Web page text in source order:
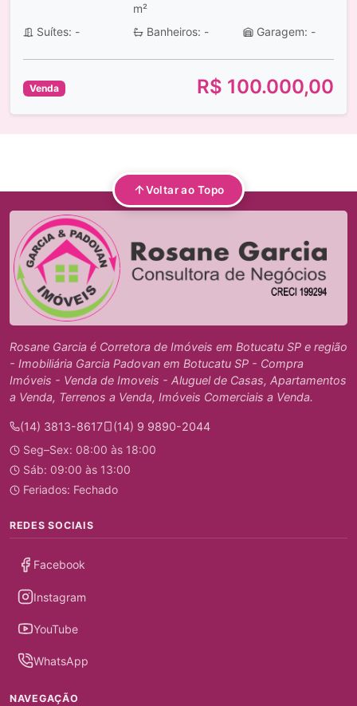
m²
Suítes: - Banheiros: - Garagem: -
Venda R$ 100.000,00
Voltar ao Topo
Rosane Garcia é Corretora de Imóveis em Botucatu SP e região
- Imobiliária Garcia Padovan em Botucatu SP - Compra
Imóveis - Venda de Imoveis - Aluguel de Casas, Apartamentos
a Venda, Terrenos a Venda, Imóveis Comerciais a Venda.
(14) 3813-8617
(14) 9 9890-2044
Seg–Sex: 08:00 às 18:00
Sáb: 09:00 às 13:00
Feriados: Fechado
REDES SOCIAIS
Facebook
Instagram
YouTube
WhatsApp
NAVEGAÇÃO